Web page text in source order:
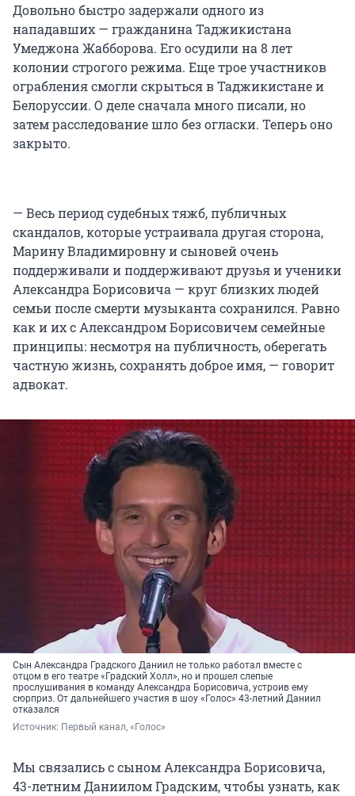
Довольно быстро задержали одного из
нападавших — гражданина Таджикистана
Умеджона Жабборова. Его осудили на 8 лет
колонии строгого режима. Еще трое участников
ограбления смогли скрыться в Таджикистане и
Белоруссии. О деле сначала много писали, но
затем расследование шло без огласки. Теперь оно
закрыто.
— Весь период судебных тяжб, публичных
скандалов, которые устраивала другая сторона,
Марину Владимировну и сыновей очень
поддерживали и поддерживают друзья и ученики
Александра Борисовича — круг близких людей
семьи после смерти музыканта сохранился. Равно
как и их с Александром Борисовичем семейные
принципы: несмотря на публичность, оберегать
частную жизнь, сохранять доброе имя, — говорит
адвокат.
Сын Александра Градского Даниил не только работал вместе с
отцом в его театре «Градский Холл», но и прошел слепые
прослушивания в команду Александра Борисовича, устроив ему
сюрприз. От дальнейшего участия в шоу «Голос» 43-летний Даниил
отказался
Источник: Первый канал, «Голос»
Мы связались с сыном Александра Борисовича,
43-летним Даниилом Градским, чтобы узнать, как